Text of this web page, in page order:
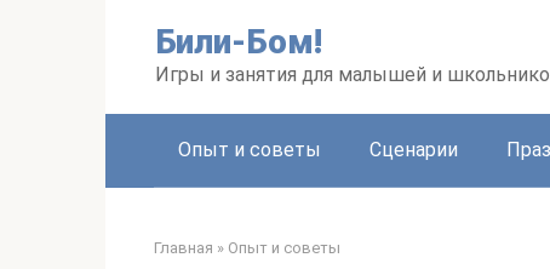
Били-Бом!
Игры и занятия для малышей и
Опыт и советы Сценарии
Главная » Опыт и советы